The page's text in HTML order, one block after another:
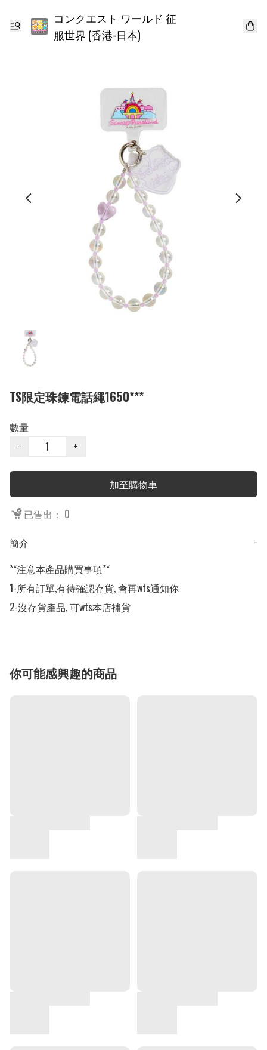
コンクエスト ワールド 征
服世界 (香港-日本)
TS限定珠鍊電話繩1650***
數量
−
+
加至購物車
已售出： 0
簡介
−
**注意本產品購買事項**
1-所有訂單,有待確認存貨, 會再wts通知你
2-沒存貨產品, 可wts本店補貨
你可能感興趣的商品